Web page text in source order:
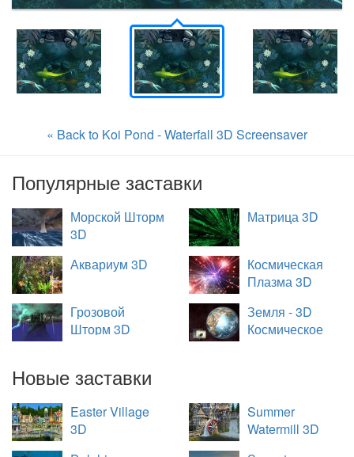
« Back to Koi Pond - Waterfall 3D Screensaver
Популярные заставки
Морской Шторм
3D
Матрица 3D
Аквариум 3D
Космическая
Плазма 3D
Грозовой
Шторм 3D
Земля - 3D
Космическое
Новые заставки
Easter Village
3D
Summer
Watermill 3D